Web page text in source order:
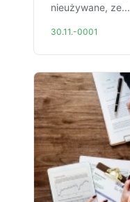
nieużywane, ze...
30.11.-0001